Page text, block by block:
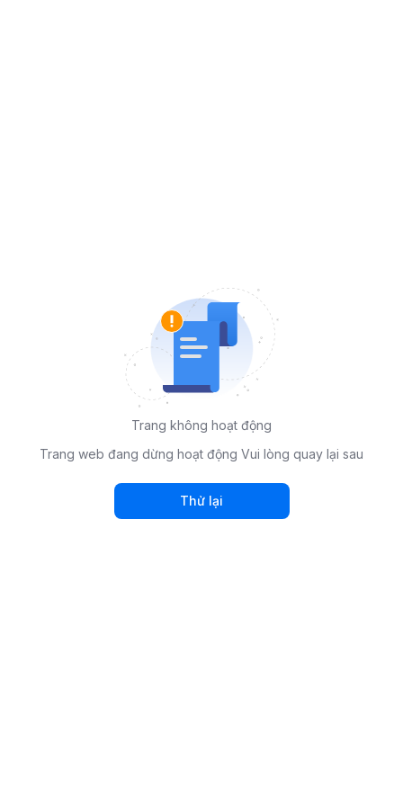
Trang không hoạt động
Trang web đang dừng hoạt động Vui lòng quay lại sau
Thử lại